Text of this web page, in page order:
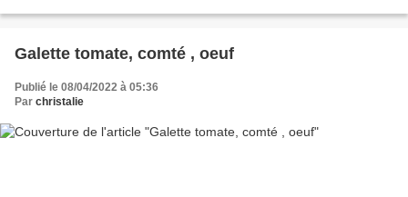
Galette tomate, comté , oeuf
Publié le 08/04/2022 à 05:36
Par christalie